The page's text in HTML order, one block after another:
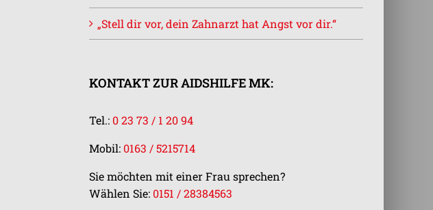
„Stell dir vor, dein Zahnarzt hat Angst vor dir.“
KONTAKT ZUR AIDSHILFE MK:
Tel.: 0 23 73 / 1 20 94
Mobil: 0163 / 5215714
Sie möchten mit einer Frau sprechen?
Wählen Sie: 0151 / 28384563